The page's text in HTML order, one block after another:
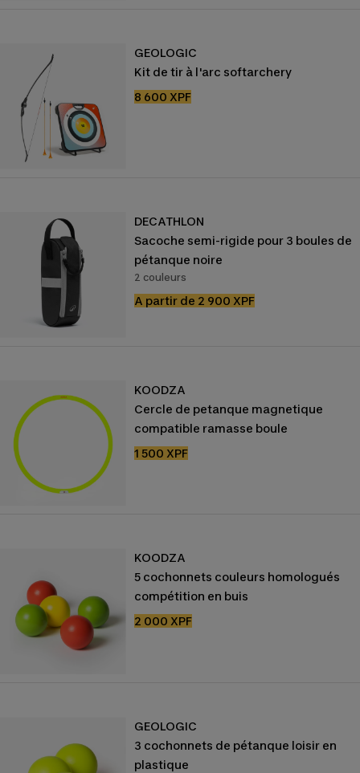
GEOLOGIC
Kit de tir à l'arc softarchery
Prix
8 600 XPF
DECATHLON
Sacoche semi-rigide pour 3 boules de
pétanque noire
2 couleurs
Prix
A partir de 2 900 XPF
KOODZA
Cercle de petanque magnetique
compatible ramasse boule
Prix
1 500 XPF
KOODZA
5 cochonnets couleurs homologués
compétition en buis
Prix
2 000 XPF
GEOLOGIC
3 cochonnets de pétanque loisir en
plastique